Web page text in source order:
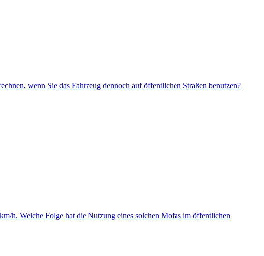
wenn Sie das Fahrzeug dennoch auf öffentlichen Straßen benutzen?
h. Welche Folge hat die Nutzung eines solchen Mofas im öffentlichen